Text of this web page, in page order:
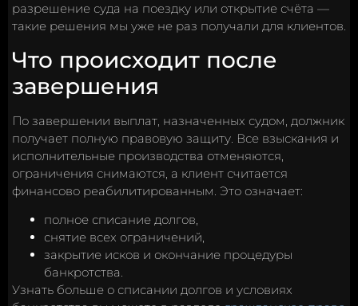
разрешение суда на поездку или открытие счёта —
такие решения мы уже не раз получали для клиентов.
Что происходит после
завершения
По завершении выплат, назначенных судом, должник
получает полную правовую защиту. Все взыскания и
исполнительные производства отменяются,
ограничения снимаются, а клиент считается
финансово реабилитированным. Это означает:
полное списание долгов,
снятие всех ограничений,
закрытие исков и окончание процедуры
банкротства.
Узнать больше о списании долгов и условиях